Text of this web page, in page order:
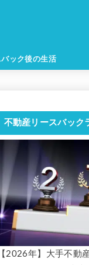
ック後の生活
不動産リースバック
【2026年】大手不動